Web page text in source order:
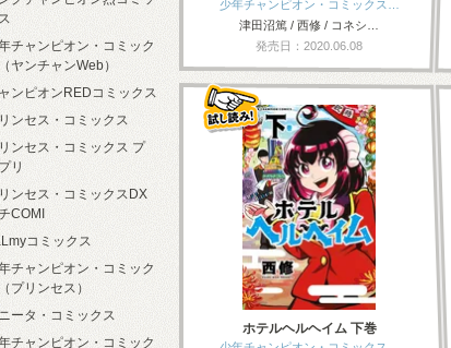
少年チャンピオン・コミックス…
津田沼篤 / 西修 / コネシ…
発売日：2020.06.08
ホテルヘルヘイム 下巻
チャンピオン・コミック
ヤンチャンWeb）
ンピオンREDコミックス
ンセス・コミックス
ンセス・コミックス プ
リ
ンセス・コミックスDX
COMI
コミックス
チャンピオン・コミック
プリンセス）
ータ・コミックス
チャンピオン・コミック